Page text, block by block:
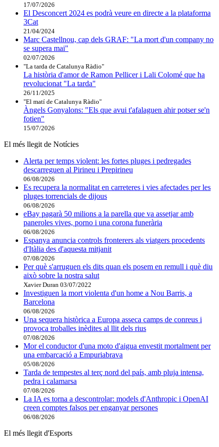
17/07/2026
El Desconcert 2024 es podrà veure en directe a la plataforma
3Cat
21/04/2024
Marc Castellnou, cap dels GRAF: "La mort d'un company no
se supera mai"
02/07/2026
"La tarda de Catalunya Ràdio"
La història d'amor de Ramon Pellicer i Lali Colomé que ha
revolucionat "La tarda"
26/11/2025
"El matí de Catalunya Ràdio"
Àngels Gonyalons: "Els que avui t'afalaguen ahir potser se'n
fotien"
15/07/2026
El més llegit de Notícies
Alerta per temps violent: les fortes pluges i pedregades
descarreguen al Pirineu i Prepirineu
06/08/2026
Es recupera la normalitat en carreteres i vies afectades per les
pluges torrencials de dijous
06/08/2026
eBay pagarà 50 milions a la parella que va assetjar amb
paneroles vives, porno i una corona funerària
06/08/2026
Espanya anuncia controls fronterers als viatgers procedents
d'Itàlia des d'aquesta mitjanit
07/08/2026
Per què s'arruguen els dits quan els posem en remull i què diu
això sobre la nostra salut
Xavier Duran 03/07/2022
Investiguen la mort violenta d'un home a Nou Barris, a
Barcelona
06/08/2026
Una sequera històrica a Europa asseca camps de conreus i
provoca troballes inèdites al llit dels rius
07/08/2026
Mor el conductor d'una moto d'aigua envestit mortalment per
una embarcació a Empuriabrava
05/08/2026
Tarda de tempestes al terç nord del país, amb pluja intensa,
pedra i calamarsa
07/08/2026
La IA es torna a descontrolar: models d'Anthropic i OpenAI
creen comptes falsos per enganyar persones
06/08/2026
El més llegit d'Esports